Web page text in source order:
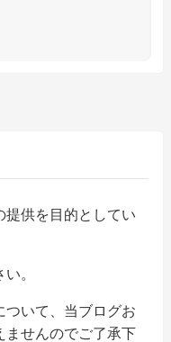
提供を目的としてい
。
ついて、当ブログお
ませんのでご了承下